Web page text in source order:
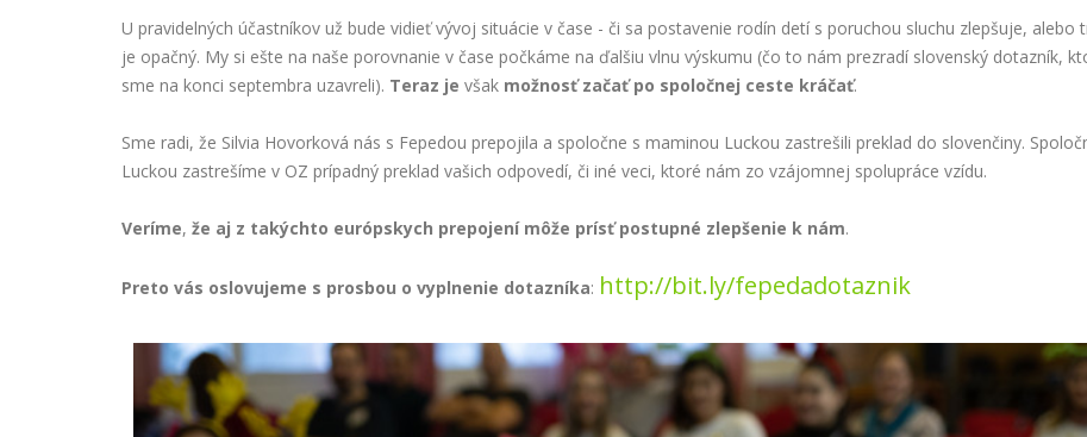
U pravidelných účastníkov už bude vidieť vývoj situácie v čase - či sa postavenie rodín detí s poruchou sluchu zlepšuje, alebo
je opačný. My si ešte na naše porovnanie v čase počkáme na ďalšiu vlnu výskumu (čo to nám prezradí slovenský dotazník,
sme na konci septembra uzavreli). Teraz je však možnosť začať po spoločnej ceste kráčať.
Sme radi, že Silvia Hovorková nás s Fepedou prepojila a spoločne s maminou Luckou zastrešili preklad do slovenčiny.
Luckou zastrešíme v OZ prípadný preklad vašich odpovedí, či iné veci, ktoré nám zo vzájomnej spolupráce vzídu.
Veríme, že aj z takýchto európskych prepojení môže prísť postupné zlepšenie k nám.
Preto vás oslovujeme s prosbou o vyplnenie dotazníka: http://bit.ly/fepedadotaznik